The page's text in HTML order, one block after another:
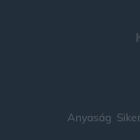
Anyaság Siker